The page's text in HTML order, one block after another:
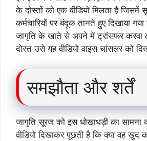
के दोस्तों को एक वीडियो मिलता है जिसमें
कर्मचारियों पर बंदूक तानते हुए दिखाया
जागृति के खाते से अपने में ट्रांसफर करवा
दोस्त उसे यह वीडियो वाइस चांसलर को
समझौता और शर्तें
जागृति सूरज को इस धोखाधड़ी का सामना
वीडियो दिखाकर पूछती है कि क्या वह खुद